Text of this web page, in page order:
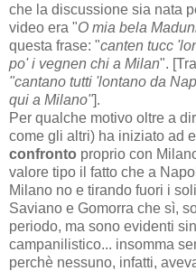
che la discussione sia nata
video era "O mia bela
questa frase: "canten tucc
po' i vegnen chi a Milan".
"cantano tutti 'lontano da
qui a Milano"].
Per qualche motivo oltre a
come gli altri) ha iniziato ad
confronto proprio con
valore tipo il fatto che a
Milano no e tirando fuori i
Saviano e Gomorra che sì,
periodo, ma sono evidenti
campanilistico... insomma
perchè nessuno, infatti,